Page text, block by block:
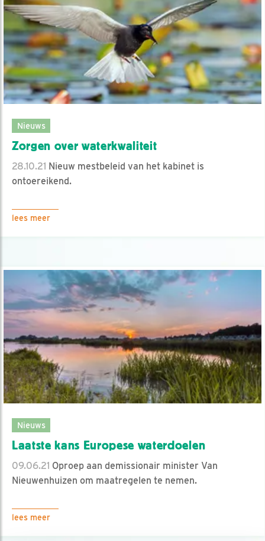
Nieuws
Zorgen over waterkwaliteit
28.10.21 Nieuw mestbeleid van het kabinet is
ontoereikend.
lees meer
Nieuws
Laatste kans Europese waterdoelen
09.06.21 Oproep aan demissionair minister Van
Nieuwenhuizen om maatregelen te nemen.
lees meer